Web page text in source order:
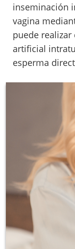
inseminación
vagina
puede
artificial
esperma